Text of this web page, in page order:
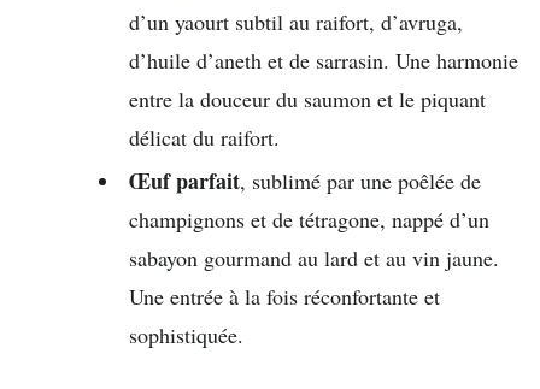
d’un yaourt subtil au raifort, d’avruga,
d’huile d’aneth et de sarrasin. Une harmonie
entre la douceur du saumon et le piquant
délicat du raifort.
Œuf parfait, sublimé par une poêlée de
champignons et de tétragone, nappé d’un
sabayon gourmand au lard et au vin jaune.
Une entrée à la fois réconfortante et
sophistiquée.